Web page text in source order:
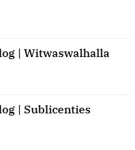
| Witwaswalhalla
| Sublicenties